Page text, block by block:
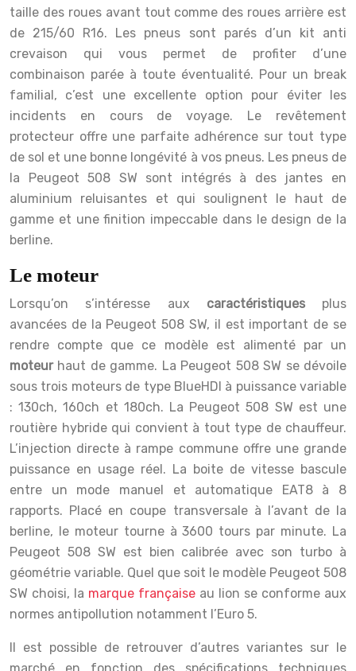
taille des roues avant tout comme des roues arrière est
de 215/60 R16. Les pneus sont parés d’un kit anti
crevaison qui vous permet de profiter d’une
combinaison parée à toute éventualité. Pour un break
familial, c’est une excellente option pour éviter les
incidents en cours de voyage. Le revêtement
protecteur offre une parfaite adhérence sur tout type
de sol et une bonne longévité à vos pneus. Les pneus de
la Peugeot 508 SW sont intégrés à des jantes en
aluminium reluisantes et qui soulignent le haut de
gamme et une finition impeccable dans le design de la
berline.
Le moteur
Lorsqu’on s’intéresse aux caractéristiquesplus
avancées de la Peugeot 508 SW, il est important de se
rendre compte que ce modèle est alimenté par un
moteurhaut de gamme. La Peugeot 508 SW se dévoile
sous trois moteurs de type BlueHDI à puissance variable
: 130ch, 160ch et 180ch. La Peugeot 508 SW est une
routière hybride qui convient à tout type de chauffeur.
L’injection directe à rampe commune offre une grande
puissance en usage réel. La boite de vitesse bascule
entre un mode manuel et automatique EAT8 à 8
rapports. Placé en coupe transversale à l’avant de la
berline, le moteur tourne à 3600 tours par minute. La
Peugeot 508 SW est bien calibrée avec son turbo à
géométrie variable. Quel que soit le modèle Peugeot 508
SW choisi, la marque française au lion se conforme aux
normes antipollution notamment l’Euro 5.
Il est possible de retrouver d’autres variantes sur le
marché en fonction des spécifications techniques